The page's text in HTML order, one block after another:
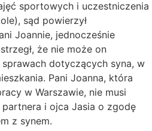
sportowych i uczestniczenia
sąd powierzył
Joannie, jednocześnie
że nie może on
dotyczących syna, w
Pani Joanna, która
w Warszawie, nie musi
i ojca Jasia o zgodę
z synem.